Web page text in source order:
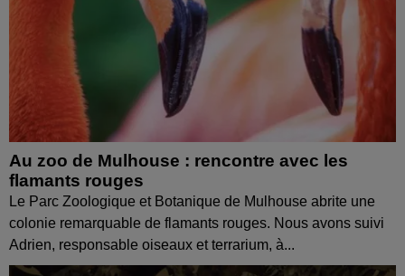
Au zoo de Mulhouse : rencontre avec les
flamants rouges
Le Parc Zoologique et Botanique de Mulhouse abrite une
colonie remarquable de flamants rouges. Nous avons suivi
Adrien, responsable oiseaux et terrarium, à...